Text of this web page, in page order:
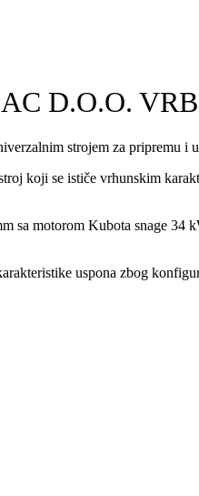
D.O.O.
strojem za pripremu
koji se ističe vrhunskim
sa motorom Kubota snage
uspona zbog